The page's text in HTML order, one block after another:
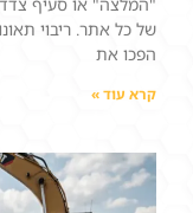
של כל אתר. ריבוי
הפכו את
קרא עוד »